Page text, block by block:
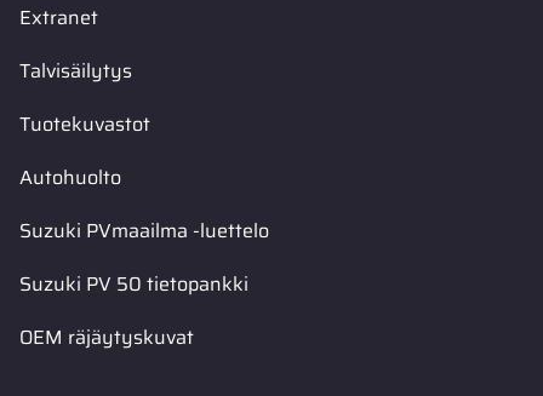
Extranet
Talvisäilytys
Tuotekuvastot
Autohuolto
Suzuki PVmaailma -luettelo
Suzuki PV 50 tietopankki
OEM räjäytyskuvat